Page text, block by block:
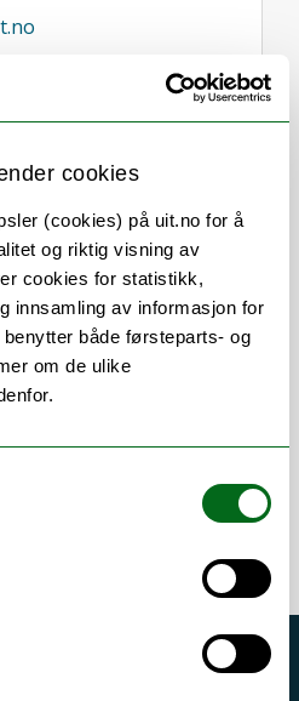
cookies
(cookies) på uit.no for å
og riktig visning av
cookies for statistikk,
innsamling av informasjon for
både førsteparts- og
om de ulike
og undervisning
Her finner du meg